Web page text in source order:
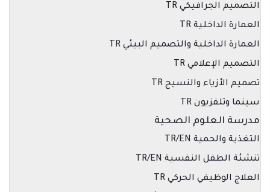
التصميم الجرافيكي TR
العمارة الداخلية TR
العمارة الداخلية والتصميم البيئي TR
التصميم الإعلامي TR
تصميم الأزياء والنسيج TR
سينما وتلفزيون TR
مدرسة العلوم الصحية
التغذية والحمية TR/EN
تنشئة الطفل النفسية TR/EN
العلاج الوظيفي الحركي TR